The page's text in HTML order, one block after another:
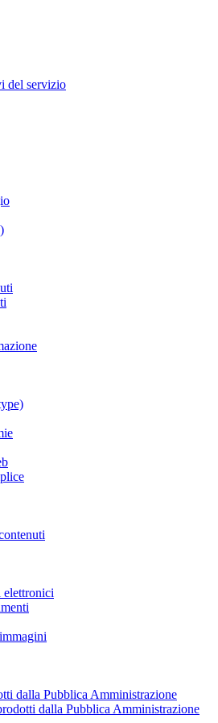
del servizio
elettronici
dalla Pubblica Amministrazione
dalla Pubblica Amministrazione